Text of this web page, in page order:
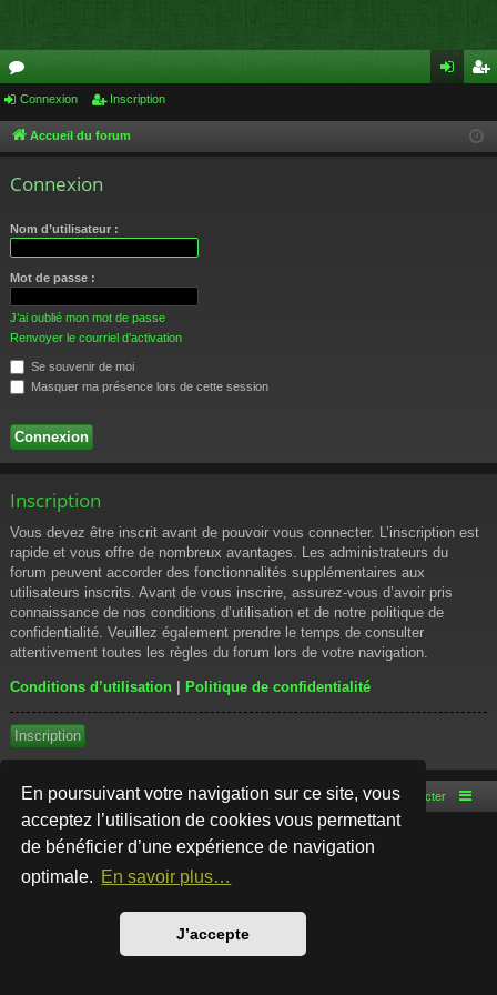
En poursuivant votre navigation sur ce site, vous
acceptez l’utilisation de cookies vous permettant
de bénéficier d’une expérience de navigation
optimale. En savoir plus…
J’accepte
or
u cri
Connexion Inscription
Accueil du forum
Connexion
Nom d’utilisateur :
Mot de passe :
J’ai oublié mon mot de passe
Renvoyer le courriel d’activation
Se souvenir de moi
Masquer ma présence lors de cette session
Inscription
Vous devez être inscrit avant de pouvoir vous connecter. L’inscription est
rapide et vous offre de nombreux avantages. Les administrateurs du
forum peuvent accorder des fonctionnalités supplémentaires aux
utilisateurs inscrits. Avant de vous inscrire, assurez-vous d’avoir pris
connaissance de nos conditions d’utilisation et de notre politique de
confidentialité. Veuillez également prendre le temps de consulter
attentivement toutes les règles du forum lors de votre navigation.
Conditions d’utilisation | Politique de confidentialité
Inscription
Accueil du forum Nous contacter
Développé parphpBB® Forum Software © phpBB Limited
Style par
Traduction française officielle